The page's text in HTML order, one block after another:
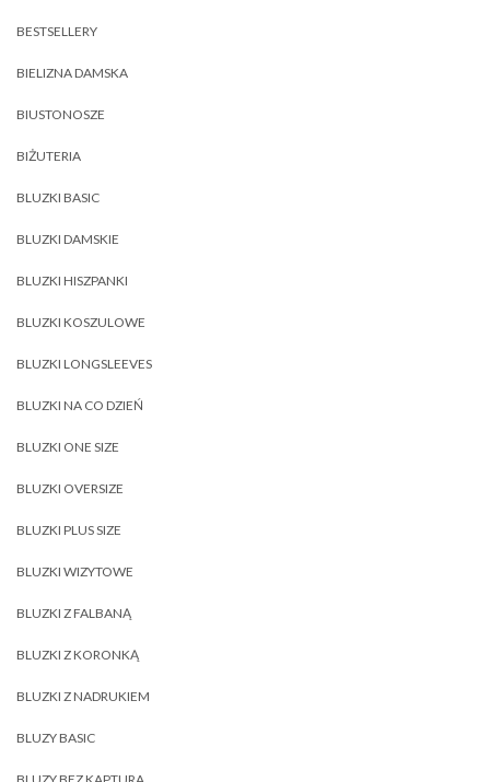
BESTSELLERY
BIELIZNA DAMSKA
BIUSTONOSZE
BIŻUTERIA
BLUZKI BASIC
BLUZKI DAMSKIE
BLUZKI HISZPANKI
BLUZKI KOSZULOWE
BLUZKI LONGSLEEVES
BLUZKI NA CO DZIEŃ
BLUZKI ONE SIZE
BLUZKI OVERSIZE
BLUZKI PLUS SIZE
BLUZKI WIZYTOWE
BLUZKI Z FALBANĄ
BLUZKI Z KORONKĄ
BLUZKI Z NADRUKIEM
BLUZY BASIC